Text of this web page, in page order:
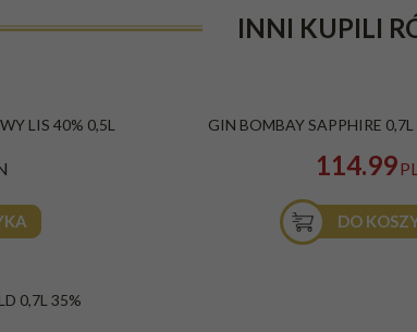
INNI KUPILI
LIS 40% 0,5L GIN BOMBAY SAPPHIRE
114.99
DO
0,7L 35%